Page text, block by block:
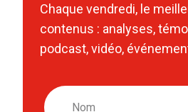
Chaque vendredi, le
contenus : analyses,
podcast, vidéo,
Nom